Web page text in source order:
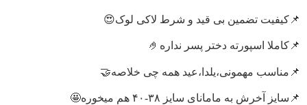
📌کیفیت تضمین بی قید و شرط لاکی لوک😍
📌کاملا اسپورته دختر پسر نداره🤌
📌مناسب مهمونی،یلدا،عید همه چی خلاصه🤝
📌سایز آخرش به مامانای سایز ۳۸-۴۰ هم میخوره🤩